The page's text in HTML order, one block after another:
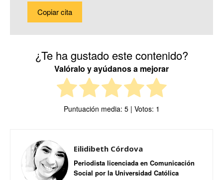
Copiar cita
¿Te ha gustado este contenido?
Valóralo y ayúdanos a mejorar
Puntuación media: 5| Votos: 1
Eilidibeth Córdova
Periodista licenciada en Comunicación
Social por la Universidad Católica